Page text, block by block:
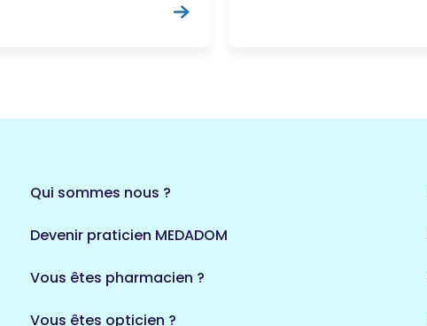
Qui sommes nous ?
Devenir praticien MEDADOM
Vous êtes pharmacien ?
Vous êtes opticien ?